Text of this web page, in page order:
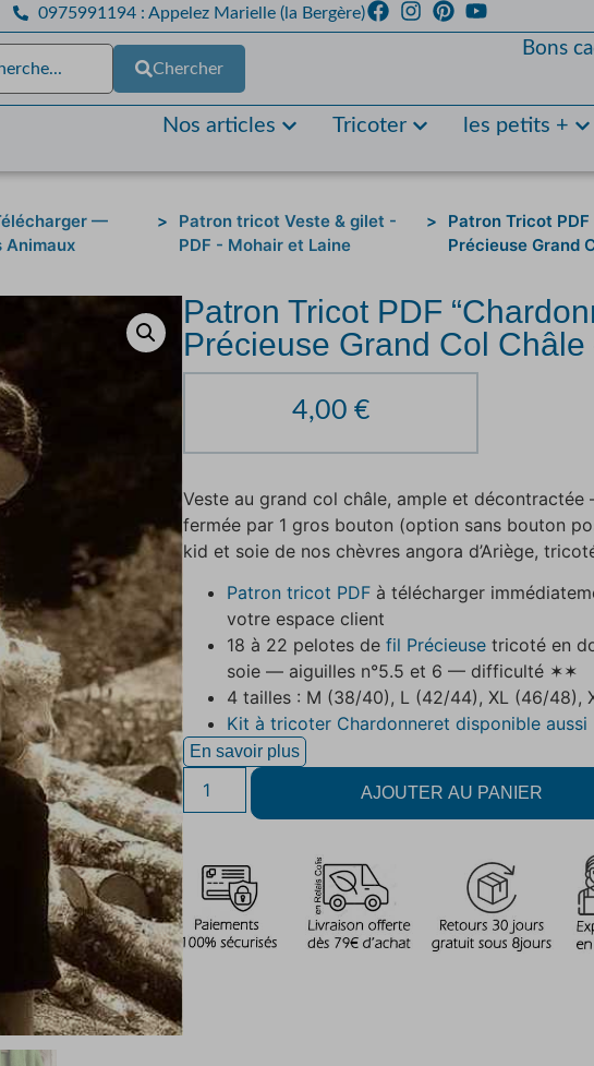
0975991194 : Appelez Marielle (la Bergère)
Chercher
Bons
Nos articles Tricoter les petits +
—
Animaux
>
Patron tricot Veste & gilet -
PDF - Mohair et Laine
>
Patron Tricot
Précieuse Grand
Patron Tricot PDF
Précieuse Grand Col
4,00 €
Veste au grand col châle, ample et
fermée par 1 gros bouton (option sans bouton
kid et soie de nos chèvres angora d’Ariège,
Patron tricot PDF à télécharger
votre espace client
18 à 22 pelotes defil Précieuse tricoté en
soie — aiguilles n°5.5 et 6 — difficulté ✶✶
4 tailles : M (38/40), L (42/44), XL (46/48),
Kit à tricoter Chardonneret disponible aussi
En savoir plus
AJOUTER AU PANIER